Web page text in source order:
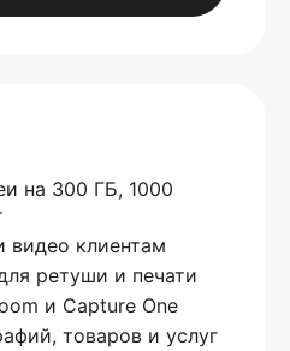
на 300 ГБ, 1000
видео клиентам
ретуши и печати
и Capture One
товаров и услуг